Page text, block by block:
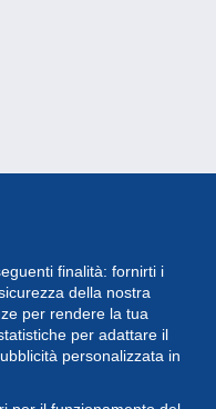
finalità: fornirti i
della nostra
per rendere la tua
per adattare il
personalizzata in